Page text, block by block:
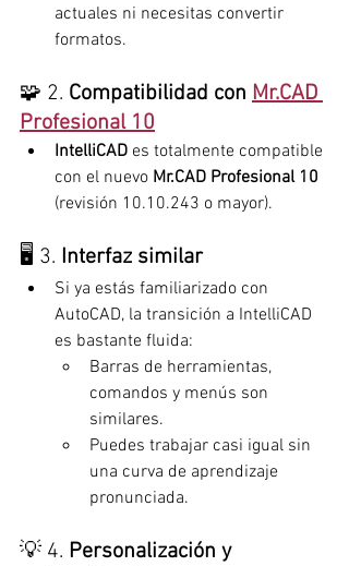
actuales ni necesitas convertir
formatos.
🧩 2. Compatibilidad con Mr.CAD
Profesional 10
IntelliCAD es totalmente compatible
con el nuevo Mr.CAD Profesional 10
(revisión 10.10.243 o mayor).
🖥️ 3. Interfaz similar
Si ya estás familiarizado con
AutoCAD, la transición a IntelliCAD
es bastante fluida:
Barras de herramientas,
comandos y menús son
similares.
Puedes trabajar casi igual sin
una curva de aprendizaje
pronunciada.
💡 4. Personalización y